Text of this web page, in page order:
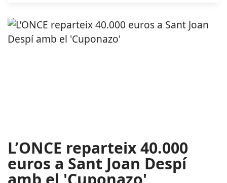
L’ONCE reparteix 40.000
euros a Sant Joan Despí